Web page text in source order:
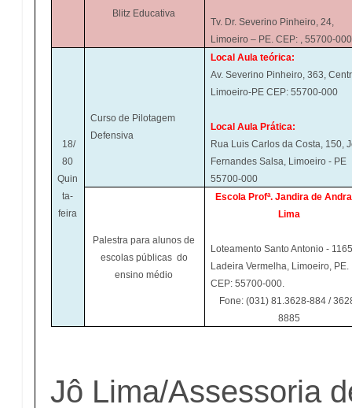
Blitz Educativa
Tv. Dr. Severino Pinheiro, 24,
Limoeiro – PE. CEP: , 55700-000
18/
80
Quin
ta-
feira
Curso de Pilotagem
Defensiva
Local Aula teórica:
Av. Severino Pinheiro, 363,
Limoeiro-PE CEP: 55700-000
Local Aula Prática:
Rua Luis Carlos da Costa, 150,
Fernandes Salsa, Limoeiro - PE
55700-000
Palestra para alunos de
escolas públicas do
ensino médio
Escola Profª. Jandira de
Lima
Loteamento Santo Antonio -
Ladeira Vermelha, Limoeiro, PE.
CEP: 55700-000.
Fone: (031) 81.3628-884 /
8885
Jô Lima/Assessoria